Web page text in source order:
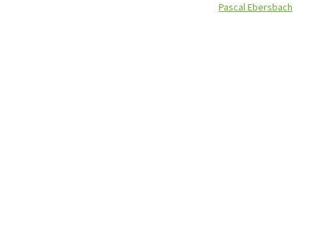
Pascal Ebersbach